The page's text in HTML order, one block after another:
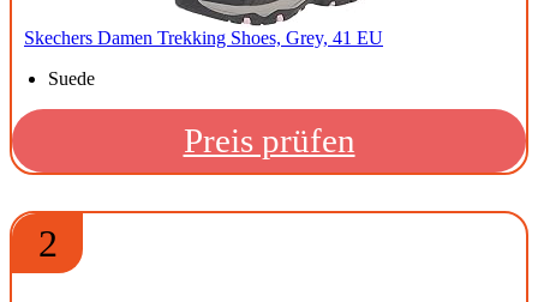
Skechers Damen Trekking Shoes, Grey, 41 EU
Suede
Preis prüfen
2